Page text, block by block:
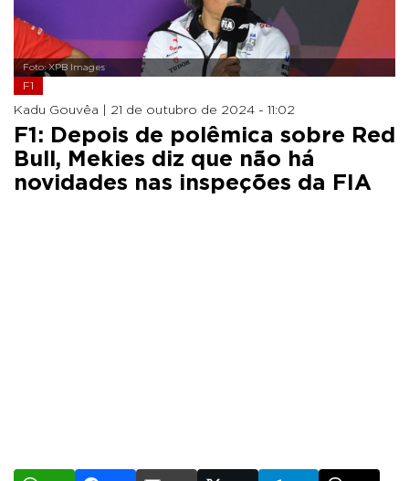
Foto: XPB Images
F1
Kadu Gouvêa | 21 de outubro de 2024 - 11:02
F1: Depois de polêmica sobre Red
Bull, Mekies diz que não há
novidades nas inspeções da FIA